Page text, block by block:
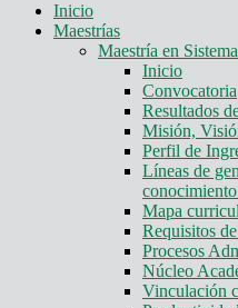
Inicio
Maestrías
Maestría en
Inicio
Convocatoria
Resultados
Misión,
Perfil de
Líneas de
Mapa
Requisitos
Procesos
Núcleo
Vinculación